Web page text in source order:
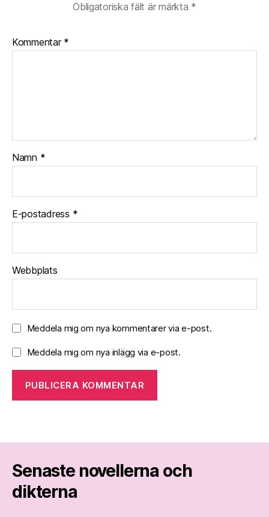
Obligatoriska fält är märkta *
Kommentar *
Namn *
E-postadress *
Webbplats
Meddela mig om nya kommentarer via e-post.
Meddela mig om nya inlägg via e-post.
Senaste novellerna och
dikterna